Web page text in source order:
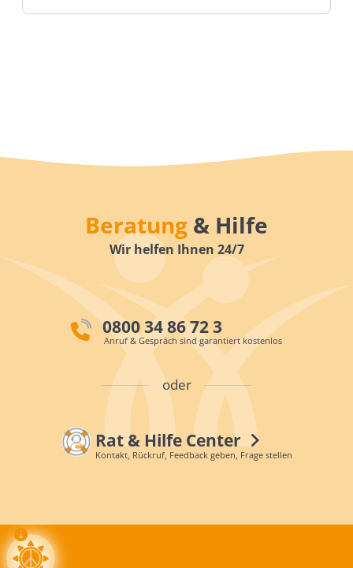
Beratung & Hilfe
Wir helfen Ihnen 24/7
0800 34 86 72 3
Anruf & Gespräch sind garantiert kostenlos
oder
Rat & Hilfe Center
Kontakt, Rückruf, Feedback geben, Frage stellen